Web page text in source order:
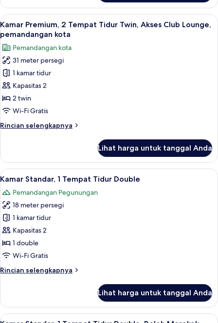
kota
Kamar
Standar,
1
Tempat
Tidur
Queen,
Boleh
Merokok,
pemandangan
kota
Lihat
semua
foto
untuk
Kamar
Premium,
2
Tempat
Tidur
Akses
pemandangan
kota
Brankas, meja kerja, ruang kerja
11
Kamar Premium, 2 Tempat Tidur Twin, Akses Club Lounge,
pemandangan kota
Pemandangan kota
31 meter persegi
1 kamar tidur
Kapasitas 2
2 twin
Wi-Fi Gratis
Rincian selengkapnya
Rincian
Kamar
Premium,
2
Tidur
Twin,
Akses
Club
Lounge,
pemandangan
kota
Lihat harga untuk tanggal Anda
Lihat
semua
foto
untuk
Kamar
Standar,
1
Tempat
Double
Brankas, meja kerja, ruang kerja
10
Kamar Standar, 1 Tempat Tidur Double
Pemandangan Pegunungan
18 meter persegi
1 kamar tidur
Kapasitas 2
1 double
Wi-Fi Gratis
Rincian selengkapnya
Rincian
Kamar
Standar,
Lihat harga untuk tanggal Anda
Lihat Brankas, meja kerja, ruang kerja